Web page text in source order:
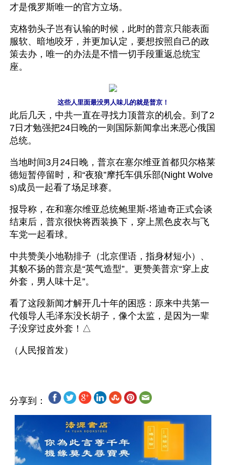
才是俄罗斯唯一的官方立场。
克格勃头子岂有认输的时候，此时的普京只能表面
服软、暗地咬牙，并更加认定，要想按照自己的政
策去办，唯一的办法是不惜一切手段重返总统宝
座。
这些人里面最没男人味儿的就是普京！
此后几天，中共一直在寻找力顶普京的机会。到了2
7日才勉强把24日晚的一则国际新闻拿出来恶心俄国
总统。
当地时间3月24日晚，普京在塞尔维亚首都贝尔格莱
德短暂停留时，和“夜狼”摩托车俱乐部(Night Wolve
s)成员一起看了场足球赛。
报导称，在和塞尔维亚总统鲍里斯-塔迪奇正式会谈
结束后，普京很快将西装换下，穿上黑色皮衣与飞
车党一起看球。
中共赞美小地勒排子（北京俚语，指身材短小）、
其貌不扬的普京是“英气造型”。更赞美普京“穿上皮
外套，男人味十足”。
看了这段新闻才解开几十年的困惑：原来中共第一
代领导人毛泽东没长胡子，像个太监，是因为一辈
子没穿过皮外套！△
分享到：